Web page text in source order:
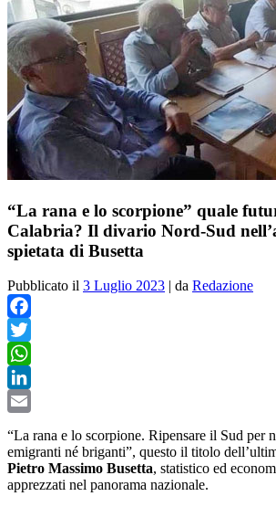
“La rana e lo scorpione” quale
Calabria? Il divario Nord-Sud
spietata di Busetta
Pubblicato il 3 Luglio 2023 | da Redazione
Facebook
Twitter
WhatsApp
LinkedIn
“La rana e lo scorpione. Ripensare il Sud per
emigranti né briganti”, questo il titolo
Pietro Massimo Busetta, statistico ed
apprezzati nel panorama nazionale.